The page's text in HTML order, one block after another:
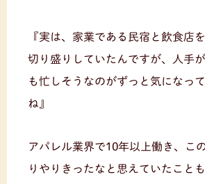
『実は、家業である民宿と飲食店
切り盛りしていたんですが、人手
も忙しそうなのがずっと気になっ
ね』
アパレル業界で10年以上働き、こ
りやりきったなと思えていたこと